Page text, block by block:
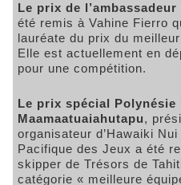
Le prix de
été remis à Vahine Fierro
lauréate du prix du
Elle est actuellement en
pour une compétition.
Le prix spécial Polynésie
Maamaatuaiahutapu,
organisateur d’Hawaiki
Pacifique des Jeux a été
skipper de Trésors de
catégorie « meilleure